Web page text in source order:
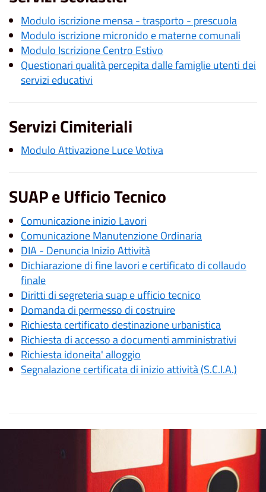
Modulo iscrizione mensa - trasporto - prescuola
Modulo iscrizione micronido e materne comunali
Modulo Iscrizione Centro Estivo
Questionari qualità percepita dalle famiglie utenti dei
servizi educativi
Servizi Cimiteriali
Modulo Attivazione Luce Votiva
SUAP e Ufficio Tecnico
Comunicazione inizio Lavori
Comunicazione Manutenzione Ordinaria
DIA - Denuncia Inizio Attività
Dichiarazione di fine lavori e certificato di collaudo
finale
Diritti di segreteria suap e ufficio tecnico
Domanda di permesso di costruire
Richiesta certificato destinazione urbanistica
Richiesta di accesso a documenti amministrativi
Richiesta idoneita' alloggio
Segnalazione certificata di inizio attività (S.C.I.A.)